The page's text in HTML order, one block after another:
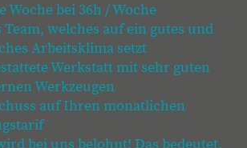
Woche bei 36h / Woche
Team, welches auf ein gutes und
Arbeitsklima setzt
Werkstatt mit sehr guten
Werkzeugen
auf Ihren monatlichen